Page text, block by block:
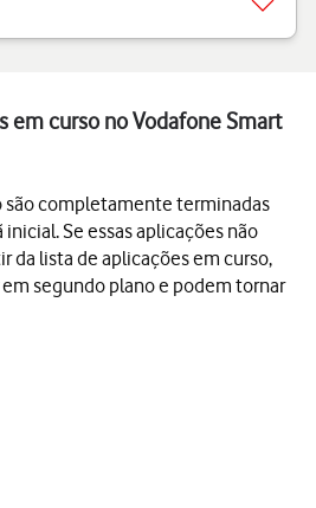
em curso no Vodafone Smart
são completamente terminadas
Se essas aplicações não
da lista de aplicações em curso,
segundo plano e podem tornar